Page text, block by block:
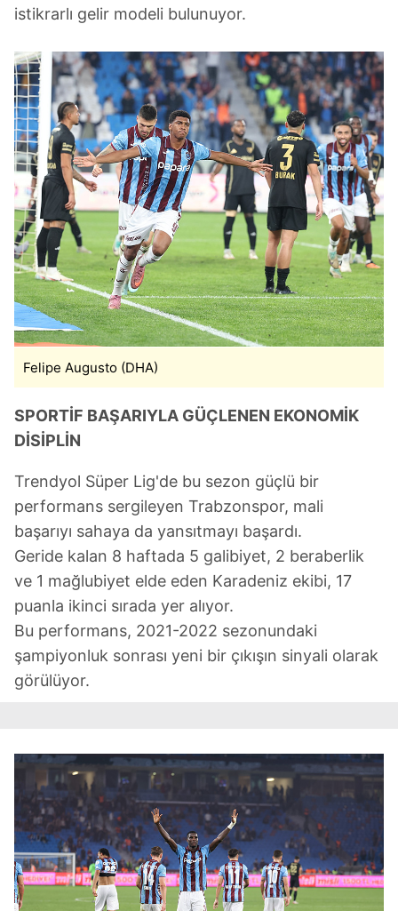
istikrarlı gelir modeli bulunuyor.
Felipe Augusto (DHA)
SPORTİF BAŞARIYLA GÜÇLENEN EKONOMİK
DİSİPLİN
Trendyol Süper Lig'de bu sezon güçlü bir
performans sergileyen Trabzonspor, mali
başarıyı sahaya da yansıtmayı başardı.
Geride kalan 8 haftada 5 galibiyet, 2 beraberlik
ve 1 mağlubiyet elde eden Karadeniz ekibi, 17
puanla ikinci sırada yer alıyor.
Bu performans, 2021-2022 sezonundaki
şampiyonluk sonrası yeni bir çıkışın sinyali olarak
görülüyor.